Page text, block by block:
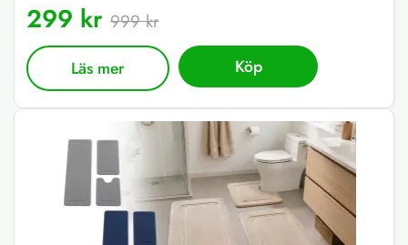
299 kr 999 kr
Läs mer Köp